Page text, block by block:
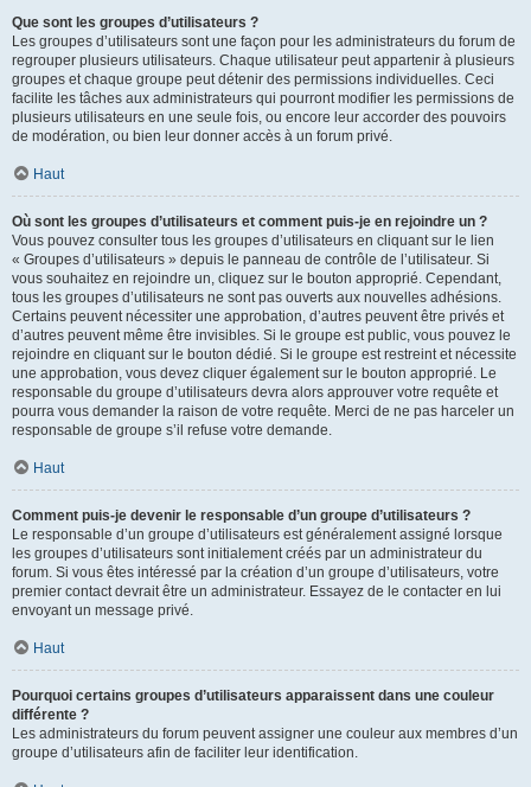
Que sont les groupes d’utilisateurs ?
Les groupes d’utilisateurs sont une façon pour les administrateurs du forum de
regrouper plusieurs utilisateurs. Chaque utilisateur peut appartenir à plusieurs
groupes et chaque groupe peut détenir des permissions individuelles. Ceci
facilite les tâches aux administrateurs qui pourront modifier les permissions de
plusieurs utilisateurs en une seule fois, ou encore leur accorder des pouvoirs
de modération, ou bien leur donner accès à un forum privé.
Haut
Où sont les groupes d’utilisateurs et comment puis-je en rejoindre un ?
Vous pouvez consulter tous les groupes d’utilisateurs en cliquant sur le lien
« Groupes d’utilisateurs » depuis le panneau de contrôle de l’utilisateur. Si
vous souhaitez en rejoindre un, cliquez sur le bouton approprié. Cependant,
tous les groupes d’utilisateurs ne sont pas ouverts aux nouvelles adhésions.
Certains peuvent nécessiter une approbation, d’autres peuvent être privés et
d’autres peuvent même être invisibles. Si le groupe est public, vous pouvez le
rejoindre en cliquant sur le bouton dédié. Si le groupe est restreint et nécessite
une approbation, vous devez cliquer également sur le bouton approprié. Le
responsable du groupe d’utilisateurs devra alors approuver votre requête et
pourra vous demander la raison de votre requête. Merci de ne pas harceler un
responsable de groupe s’il refuse votre demande.
Haut
Comment puis-je devenir le responsable d’un groupe d’utilisateurs ?
Le responsable d’un groupe d’utilisateurs est généralement assigné lorsque
les groupes d’utilisateurs sont initialement créés par un administrateur du
forum. Si vous êtes intéressé par la création d’un groupe d’utilisateurs, votre
premier contact devrait être un administrateur. Essayez de le contacter en lui
envoyant un message privé.
Haut
Pourquoi certains groupes d’utilisateurs apparaissent dans une couleur
différente ?
Les administrateurs du forum peuvent assigner une couleur aux membres d’un
groupe d’utilisateurs afin de faciliter leur identification.